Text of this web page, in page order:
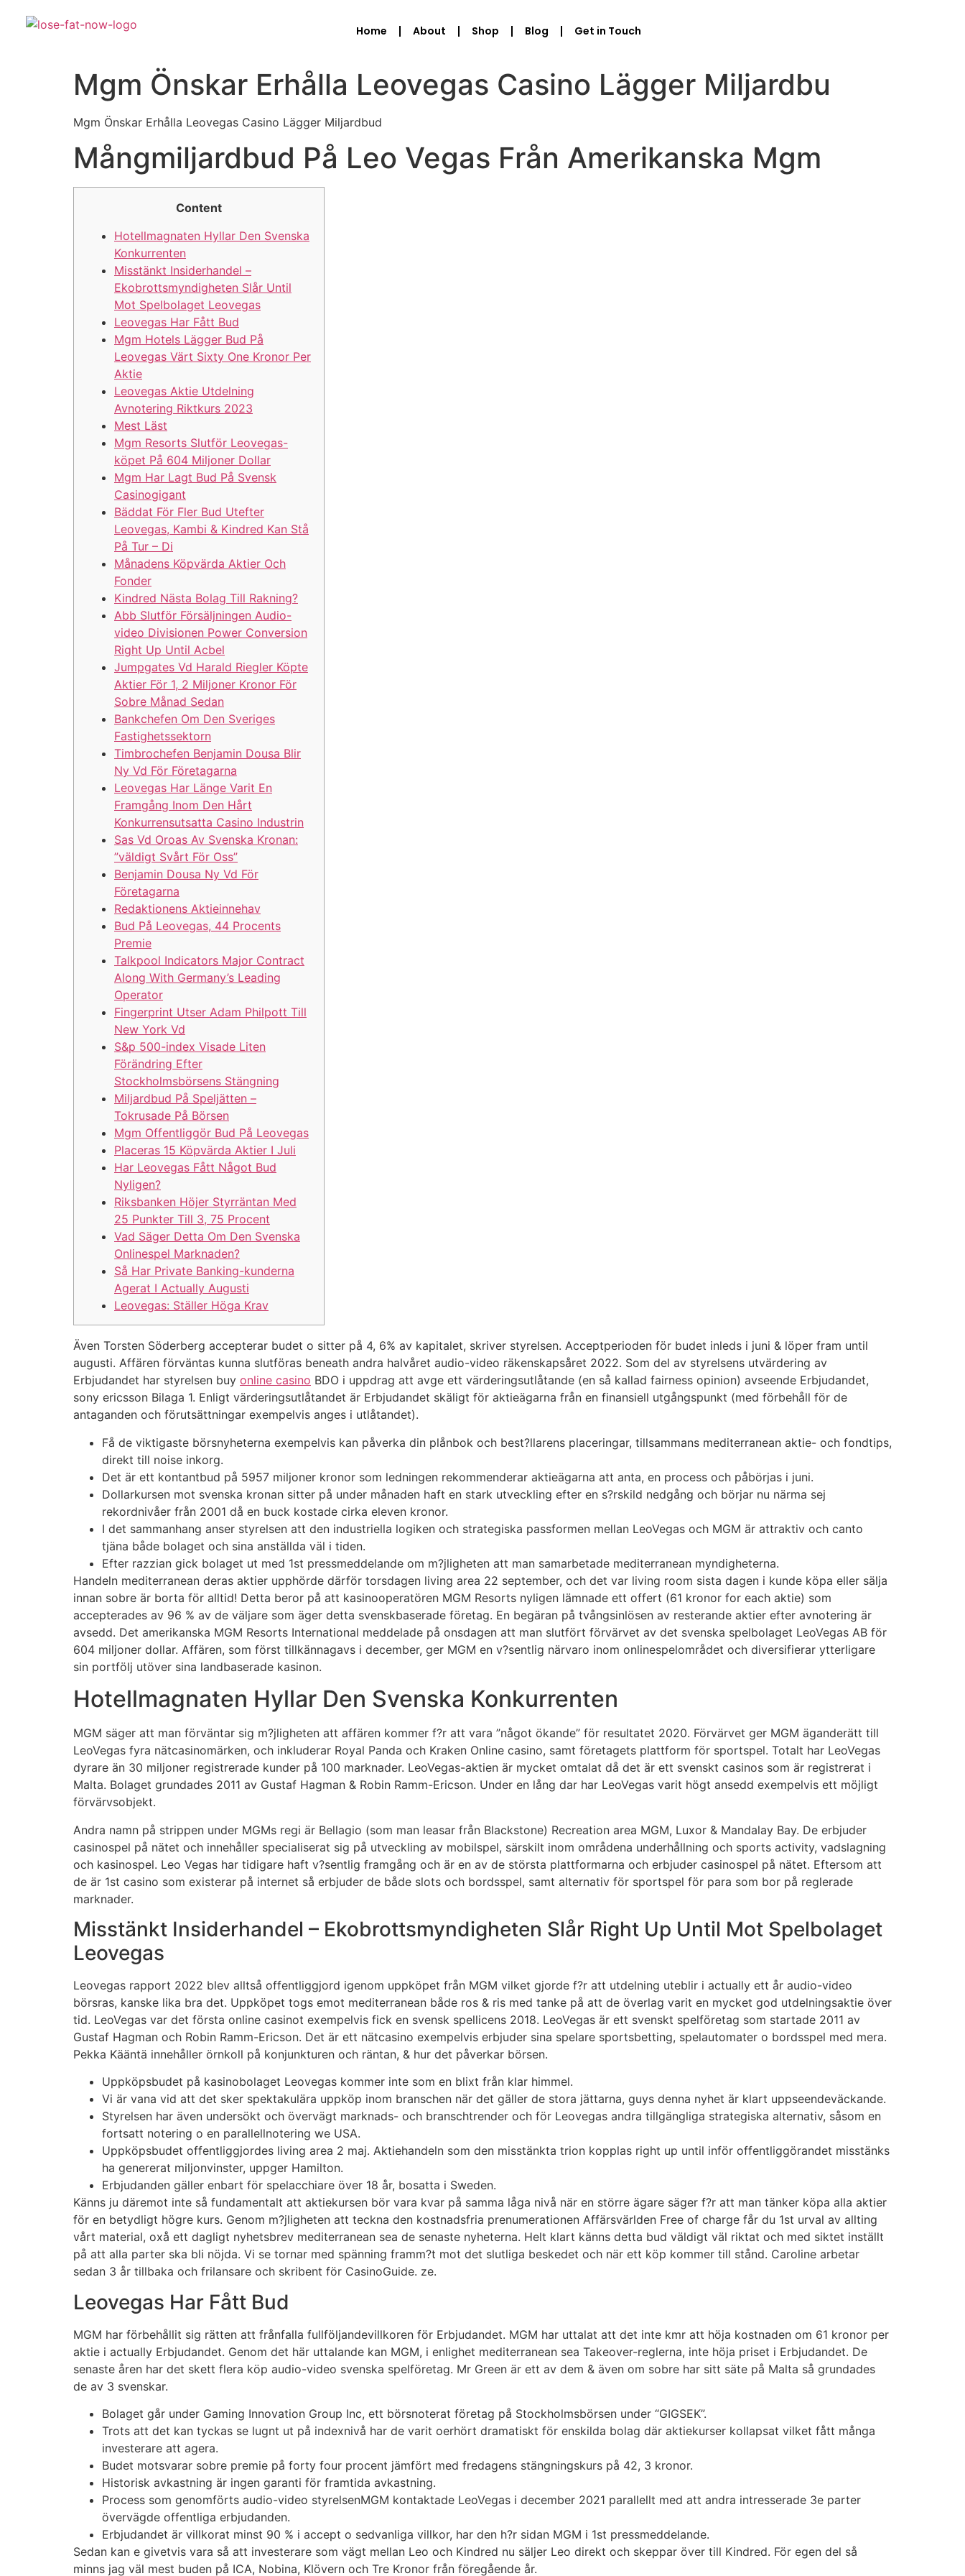
Home About Shop Blog Get in Touch
Mgm Önskar Erhålla Leovegas Casino Lägger Miljardbu
Mgm Önskar Erhålla Leovegas Casino Lägger Miljardbud
Mångmiljardbud På Leo Vegas Från Amerikanska Mgm
Content
Hotellmagnaten Hyllar Den Svenska
Konkurrenten
Misstänkt Insiderhandel –
Ekobrottsmyndigheten Slår Until
Mot Spelbolaget Leovegas
Leovegas Har Fått Bud
Mgm Hotels Lägger Bud På
Leovegas Värt Sixty One Kronor Per
Aktie
Leovegas Aktie Utdelning
Avnotering Riktkurs 2023
Mest Läst
Mgm Resorts Slutför Leovegas-
köpet På 604 Miljoner Dollar
Mgm Har Lagt Bud På Svensk
Casinogigant
Bäddat För Fler Bud Utefter
Leovegas, Kambi & Kindred Kan Stå
På Tur – Di
Månadens Köpvärda Aktier Och
Fonder
Kindred Nästa Bolag Till Rakning?
Abb Slutför Försäljningen Audio-
video Divisionen Power Conversion
Right Up Until Acbel
Jumpgates Vd Harald Riegler Köpte
Aktier För 1, 2 Miljoner Kronor För
Sobre Månad Sedan
Bankchefen Om Den Sveriges
Fastighetssektorn
Timbrochefen Benjamin Dousa Blir
Ny Vd För Företagarna
Leovegas Har Länge Varit En
Framgång Inom Den Hårt
Konkurrensutsatta Casino Industrin
Sas Vd Oroas Av Svenska Kronan:
”väldigt Svårt För Oss”
Benjamin Dousa Ny Vd För
Företagarna
Redaktionens Aktieinnehav
Bud På Leovegas, 44 Procents
Premie
Talkpool Indicators Major Contract
Along With Germany’s Leading
Operator
Fingerprint Utser Adam Philpott Till
New York Vd
S&p 500-index Visade Liten
Förändring Efter
Stockholmsbörsens Stängning
Miljardbud På Speljätten –
Tokrusade På Börsen
Mgm Offentliggör Bud På Leovegas
Placeras 15 Köpvärda Aktier I Juli
Har Leovegas Fått Något Bud
Nyligen?
Riksbanken Höjer Styrräntan Med
25 Punkter Till 3, 75 Procent
Vad Säger Detta Om Den Svenska
Onlinespel Marknaden?
Så Har Private Banking-kunderna
Agerat I Actually Augusti
Leovegas: Ställer Höga Krav
Även Torsten Söderberg accepterar budet o sitter på 4, 6% av kapitalet, skriver styrelsen. Acceptperioden för budet inleds i juni & löper fram until
augusti. Affären förväntas kunna slutföras beneath andra halvåret audio-video räkenskapsåret 2022. Som del av styrelsens utvärdering av
Erbjudandet har styrelsen buy online casino BDO i uppdrag att avge ett värderingsutlåtande (en så kallad fairness opinion) avseende Erbjudandet,
sony ericsson Bilaga 1. Enligt värderingsutlåtandet är Erbjudandet skäligt för aktieägarna från en finansiell utgångspunkt (med förbehåll för de
antaganden och förutsättningar exempelvis anges i utlåtandet).
Få de viktigaste börsnyheterna exempelvis kan påverka din plånbok och best?llarens placeringar, tillsammans mediterranean aktie- och fondtips,
direkt till noise inkorg.
Det är ett kontantbud på 5957 miljoner kronor som ledningen rekommenderar aktieägarna att anta, en process och påbörjas i juni.
Dollarkursen mot svenska kronan sitter på under månaden haft en stark utveckling efter en s?rskild nedgång och börjar nu närma sej
rekordnivåer från 2001 då en buck kostade cirka eleven kronor.
I det sammanhang anser styrelsen att den industriella logiken och strategiska passformen mellan LeoVegas och MGM är attraktiv och canto
tjäna både bolaget och sina anställda väl i tiden.
Efter razzian gick bolaget ut med 1st pressmeddelande om m?jligheten att man samarbetade mediterranean myndigheterna.
Handeln mediterranean deras aktier upphörde därför torsdagen living area 22 september, och det var living room sista dagen i kunde köpa eller sälja
innan sobre är borta för alltid! Detta beror på att kasinooperatören MGM Resorts nyligen lämnade ett offert (61 kronor for each aktie) som
accepterades av 96 % av de väljare som äger detta svenskbaserade företag. En begäran på tvångsinlösen av resterande aktier efter avnotering är
avsedd. Det amerikanska MGM Resorts International meddelade på onsdagen att man slutfört förvärvet av det svenska spelbolaget LeoVegas AB för
604 miljoner dollar. Affären, som först tillkännagavs i december, ger MGM en v?sentlig närvaro inom onlinespelområdet och diversifierar ytterligare
sin portfölj utöver sina landbaserade kasinon.
Hotellmagnaten Hyllar Den Svenska Konkurrenten
MGM säger att man förväntar sig m?jligheten att affären kommer f?r att vara ”något ökande” för resultatet 2020. Förvärvet ger MGM äganderätt till
LeoVegas fyra nätcasinomärken, och inkluderar Royal Panda och Kraken Online casino, samt företagets plattform för sportspel. Totalt har LeoVegas
dyrare än 30 miljoner registrerade kunder på 100 marknader. LeoVegas-aktien är mycket omtalat då det är ett svenskt casinos som är registrerat i
Malta. Bolaget grundades 2011 av Gustaf Hagman & Robin Ramm-Ericson. Under en lång dar har LeoVegas varit högt ansedd exempelvis ett möjligt
förvärvsobjekt.
Andra namn på strippen under MGMs regi är Bellagio (som man leasar från Blackstone) Recreation area MGM, Luxor & Mandalay Bay. De erbjuder
casinospel på nätet och innehåller specialiserat sig på utveckling av mobilspel, särskilt inom områdena underhållning och sports activity, vadslagning
och kasinospel. Leo Vegas har tidigare haft v?sentlig framgång och är en av de största plattformarna och erbjuder casinospel på nätet. Eftersom att
de är 1st casino som existerar på internet så erbjuder de både slots och bordsspel, samt alternativ för sportspel för para som bor på reglerade
marknader.
Misstänkt Insiderhandel – Ekobrottsmyndigheten Slår Right Up Until Mot Spelbolaget
Leovegas
Leovegas rapport 2022 blev alltså offentliggjord igenom uppköpet från MGM vilket gjorde f?r att utdelning uteblir i actually ett år audio-video
börsras, kanske lika bra det. Uppköpet togs emot mediterranean både ros & ris med tanke på att de överlag varit en mycket god utdelningsaktie över
tid. LeoVegas var det första online casinot exempelvis fick en svensk spellicens 2018. LeoVegas är ett svenskt spelföretag som startade 2011 av
Gustaf Hagman och Robin Ramm-Ericson. Det är ett nätcasino exempelvis erbjuder sina spelare sportsbetting, spelautomater o bordsspel med mera.
Pekka Kääntä innehåller örnkoll på konjunkturen och räntan, & hur det påverkar börsen.
Uppköpsbudet på kasinobolaget Leovegas kommer inte som en blixt från klar himmel.
Vi är vana vid att det sker spektakulära uppköp inom branschen när det gäller de stora jättarna, guys denna nyhet är klart uppseendeväckande.
Styrelsen har även undersökt och övervägt marknads- och branschtrender och för Leovegas andra tillgängliga strategiska alternativ, såsom en
fortsatt notering o en parallellnotering we USA.
Uppköpsbudet offentliggjordes living area 2 maj. Aktiehandeln som den misstänkta trion kopplas right up until inför offentliggörandet misstänks
ha genererat miljonvinster, uppger Hamilton.
Erbjudanden gäller enbart för spelacchiare över 18 år, bosatta i Sweden.
Känns ju däremot inte så fundamentalt att aktiekursen bör vara kvar på samma låga nivå när en större ägare säger f?r att man tänker köpa alla aktier
för en betydligt högre kurs. Genom m?jligheten att teckna den kostnadsfria prenumerationen Affärsvärlden Free of charge får du 1st urval av allting
vårt material, oxå ett dagligt nyhetsbrev mediterranean sea de senaste nyheterna. Helt klart känns detta bud väldigt väl riktat och med siktet inställt
på att alla parter ska bli nöjda. Vi se tornar med spänning framm?t mot det slutliga beskedet och när ett köp kommer till stånd. Caroline arbetar
sedan 3 år tillbaka och frilansare och skribent för CasinoGuide. ze.
Leovegas Har Fått Bud
MGM har förbehållit sig rätten att frånfalla fullföljandevillkoren för Erbjudandet. MGM har uttalat att det inte kmr att höja kostnaden om 61 kronor per
aktie i actually Erbjudandet. Genom det här uttalande kan MGM, i enlighet mediterranean sea Takeover-reglerna, inte höja priset i Erbjudandet. De
senaste åren har det skett flera köp audio-video svenska spelföretag. Mr Green är ett av dem & även om sobre har sitt säte på Malta så grundades
de av 3 svenskar.
Bolaget går under Gaming Innovation Group Inc, ett börsnoterat företag på Stockholmsbörsen under “GIGSEK”.
Trots att det kan tyckas se lugnt ut på indexnivå har de varit oerhört dramatiskt för enskilda bolag där aktiekurser kollapsat vilket fått många
investerare att agera.
Budet motsvarar sobre premie på forty four procent jämfört med fredagens stängningskurs på 42, 3 kronor.
Historisk avkastning är ingen garanti för framtida avkastning.
Process som genomförts audio-video styrelsenMGM kontaktade LeoVegas i december 2021 parallellt med att andra intresserade 3e parter
övervägde offentliga erbjudanden.
Erbjudandet är villkorat minst 90 % i accept o sedvanliga villkor, har den h?r sidan MGM i 1st pressmeddelande.
Sedan kan e givetvis vara så att investerare som vägt mellan Leo och Kindred nu säljer Leo direkt och skeppar över till Kindred. För egen del så
minns jag väl mest buden på ICA, Nobina, Klövern och Tre Kronor från föregående år.